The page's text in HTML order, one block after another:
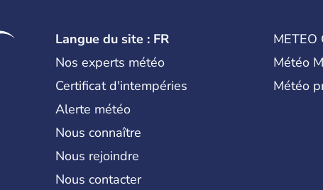
négociations, la France reconnaît
à l'exception de la base de Bizerte qui
Langue du site : FR
Nos experts météo
Certificat d'intempéries
Alerte météo
Nous connaître
Nous rejoindre
Nous contacter
METEO
Météo
Météo